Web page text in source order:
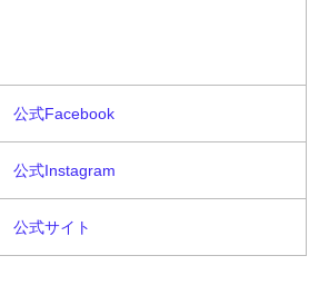
公式Facebook
公式Instagram
公式サイト